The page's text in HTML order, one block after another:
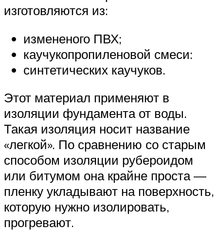
изготовляются из:
измененого ПВХ;
каучукопропиленовой смеси:
синтетических каучуков.
Этот материал применяют в
изоляции фундамента от воды.
Такая изоляция носит название
«легкой». По сравнению со старым
способом изоляции рубероидом
или битумом она крайне проста —
пленку укладывают на поверхность,
которую нужно изолировать,
прогревают.